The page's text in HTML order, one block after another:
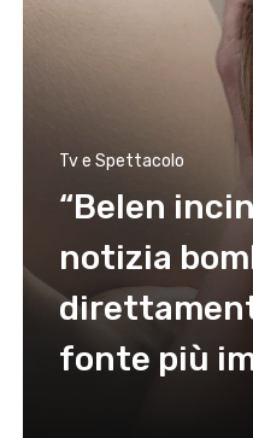
Tv e Spettacolo
“Belen
notizia
fonte più